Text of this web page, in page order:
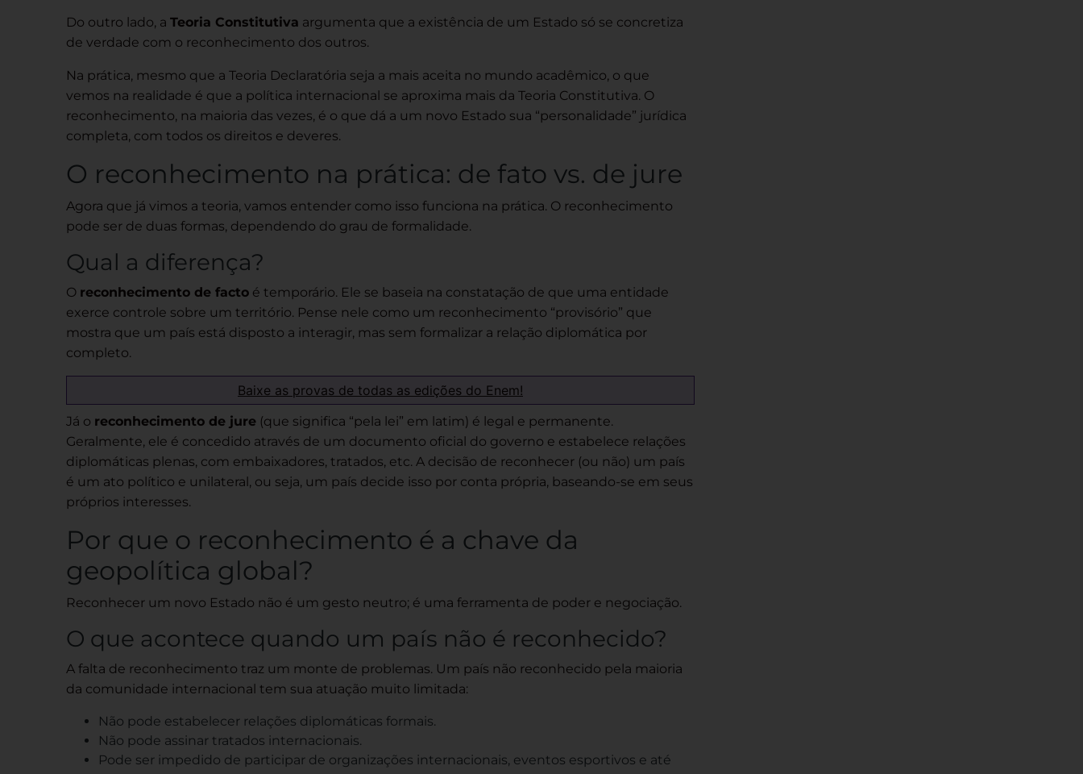
Do outro lado, a Teoria Constitutiva argumenta que a existência de um Estado só se concretiza
de verdade com o reconhecimento dos outros.
Na prática, mesmo que a Teoria Declaratória seja a mais aceita no mundo acadêmico, o que
vemos na realidade é que a política internacional se aproxima mais da Teoria Constitutiva. O
reconhecimento, na maioria das vezes, é o que dá a um novo Estado sua “personalidade” jurídica
completa, com todos os direitos e deveres.
O reconhecimento na prática: de fato vs. de jure
Agora que já vimos a teoria, vamos entender como isso funciona na prática. O reconhecimento
pode ser de duas formas, dependendo do grau de formalidade.
Qual a diferença?
O reconhecimento de facto é temporário. Ele se baseia na constatação de que uma entidade
exerce controle sobre um território. Pense nele como um reconhecimento “provisório” que
mostra que um país está disposto a interagir, mas sem formalizar a relação diplomática por
completo.
Baixe as provas de todas as edições do Enem!
Já o reconhecimento de jure (que significa “pela lei” em latim) é legal e permanente.
Geralmente, ele é concedido através de um documento oficial do governo e estabelece relações
diplomáticas plenas, com embaixadores, tratados, etc. A decisão de reconhecer (ou não) um país
é um ato político e unilateral, ou seja, um país decide isso por conta própria, baseando-se em seus
próprios interesses.
Por que o reconhecimento é a chave da
geopolítica global?
Reconhecer um novo Estado não é um gesto neutro; é uma ferramenta de poder e negociação.
O que acontece quando um país não é reconhecido?
A falta de reconhecimento traz um monte de problemas. Um país não reconhecido pela maioria
da comunidade internacional tem sua atuação muito limitada:
Não pode estabelecer relações diplomáticas formais.
Não pode assinar tratados internacionais.
Pode ser impedido de participar de organizações internacionais, eventos esportivos e até